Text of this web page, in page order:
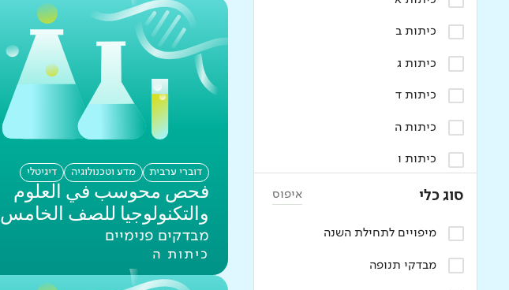
כיתות ב
כיתות ג
כיתות ד
כיתות ה
כיתות ו
כיתות זסוג כלי איפוס
מיפויים לתחילת השנה
מבדקי תנופה
דוברי ערבית מדע וטכנולוגיה דיגיטלי
فحص محوسب في العلوم
والتكنولوجيا للصف الخامس
מבדקים פנימיים
כיתות ה